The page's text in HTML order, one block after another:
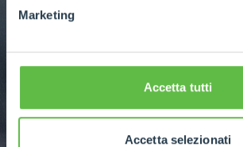
Marketing
Accetta tutti
Accetta selezionati